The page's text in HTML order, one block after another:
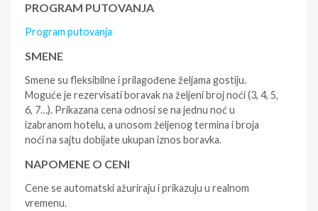
PROGRAM PUTOVANJA
Program putovanja
SMENE
Smene su fleksibilne i prilagođene željama gostiju.
Moguće je rezervisati boravak na željeni broj noći (3, 4, 5,
6, 7…). Prikazana cena odnosi se na jednu noć u
izabranom hotelu, a unosom željenog termina i broja
noći na sajtu dobijate ukupan iznos boravka.
NAPOMENE O CENI
Cene se automatski ažuriraju i prikazuju u realnom
vremenu.